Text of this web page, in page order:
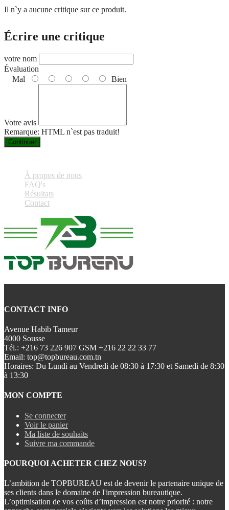
Il n`y a aucune critique sur ce produit.
Écrire une critique
votre nom
Évaluation
Mal
Bien
Votre avis
Remarque: HTML n`est pas traduit!
Continuer
À propos de nous
FAQ's
Résultats
Contact
CONTACT INFO
Avenue Habib Tameur
4000 Sousse
Tél.: +216 73 226 907 GSM +216 22 22 33 77
Email: top@topbureau.com.tn
Horaires: Du Lundi au Vendredi de 08:30 à 17:30 et Samedi de 8:30
à 13:30
MON COMPTE
Se connecter
Voir le panier
Ma liste de souhaits
Suivre ma commande
POURQUOI ACHETER CHEZ NOUS?
L’ambition de TOPBUREAU est de devenir le partenaire unique de
ses clients dans le domaine de l'impression bureautique.
L’optimisation de vos coûts d’impression est notre priorité : notre